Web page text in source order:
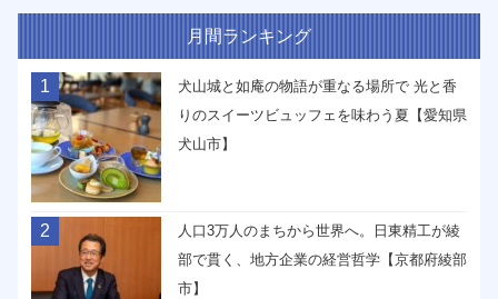
月間ランキング
1
犬山城と如庵の物語が重なる場所で 光と香
りのスイーツビュッフェを味わう夏【愛知県
犬山市】
2
人口3万人のまちから世界へ。日東精工が綾
部で貫く、地方企業の経営哲学【京都府綾部
市】